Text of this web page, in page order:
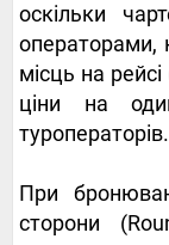
оскільки
операторами,
місць на
ціни на
туроператорів.
При
сторони